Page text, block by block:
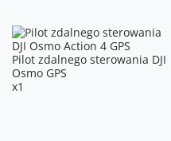
Pilot zdalnego sterowania DJI
Osmo GPS
x1